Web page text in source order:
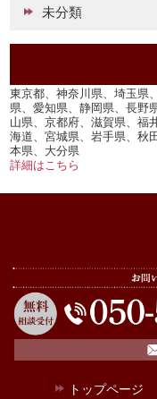
未分類
東京都、神奈川県、埼玉県
県、愛知県、静岡県、長野
山県、京都府、滋賀県、福
海道、宮城県、岩手県、秋
本県、大分県
詳細はこちら
トップページ